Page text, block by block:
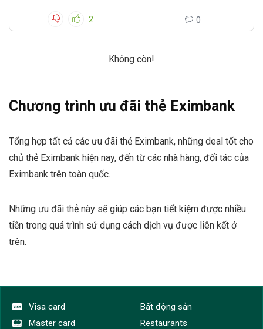
2 0
Không còn!
Chương trình ưu đãi thẻ Eximbank
Tổng hợp tất cả các ưu đãi thẻ Eximbank, những deal tốt cho
chủ thẻ Eximbank hiện nay, đến từ các nhà hàng, đối tác của
Eximbank trên toàn quốc.
Những ưu đãi thẻ này sẽ giúp các bạn tiết kiệm được nhiều
tiền trong quá trình sử dụng cách dịch vụ được liên kết ở
trên.
Visa card
Master card
Bất động sản
Restaurants